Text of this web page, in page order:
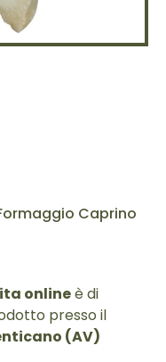
Caprino
onlineè di
presso il
(AV)